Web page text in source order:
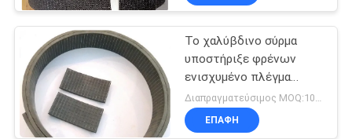
Φραγίστη
Το χαλύβδινο σύρμα
υποστήριξε φρένων
ενισχυμένο πλέγμα
λαστιχένιο υλικό
χάλυβα ρόλων
φορμαρισμένο το
Διαπραγματεύσιμος MOQ:1000 κλ
ΕΠΑΦΉ